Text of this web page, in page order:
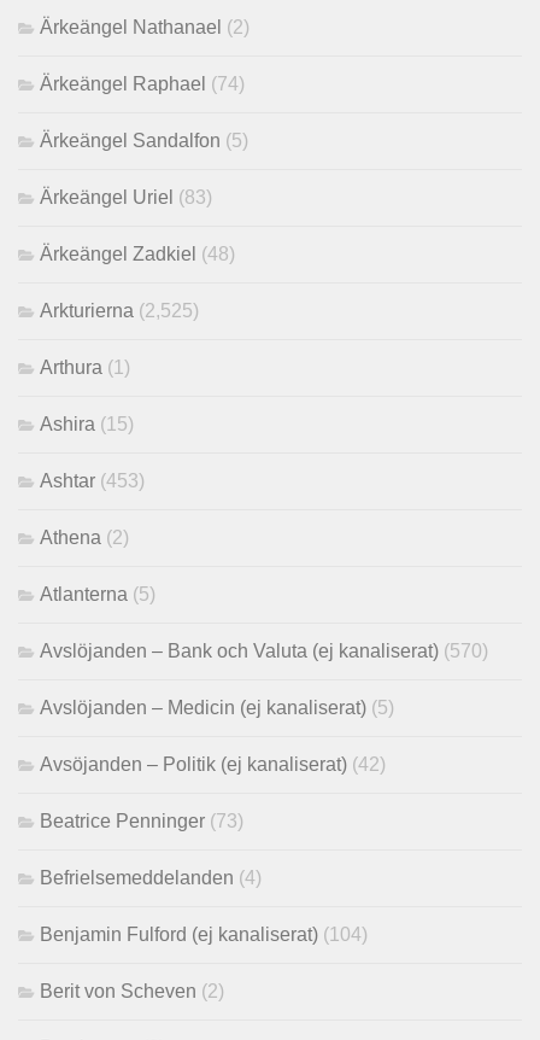
Ärkeängel Nathanael (2)
Ärkeängel Raphael (74)
Ärkeängel Sandalfon (5)
Ärkeängel Uriel (83)
Ärkeängel Zadkiel (48)
Arkturierna (2,525)
Arthura (1)
Ashira (15)
Ashtar (453)
Athena (2)
Atlanterna (5)
Avslöjanden – Bank och Valuta (ej kanaliserat) (570)
Avslöjanden – Medicin (ej kanaliserat) (5)
Avsöjanden – Politik (ej kanaliserat) (42)
Beatrice Penninger (73)
Befrielsemeddelanden (4)
Benjamin Fulford (ej kanaliserat) (104)
Berit von Scheven (2)